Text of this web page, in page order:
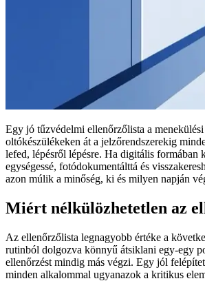
Egy jó tűzvédelmi ellenőrzőlista a
oltókészülékeken át a jelzőrendszerekig
lefed, lépésről lépésre. Ha digitális formában
egységessé, fotódokumentálttá és
azon múlik a minőség, ki és milyen napján
Miért nélkülözhetetlen az
Az ellenőrzőlista legnagyobb értéke a
rutinból dolgozva könnyű átsiklani egy-egy
ellenőrzést mindig más végzi. Egy jól
minden alkalommal ugyanazok a kritikus